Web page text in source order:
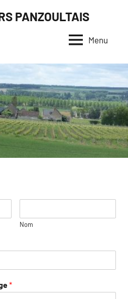
PANZOULTAIS
Menu
Nom
*